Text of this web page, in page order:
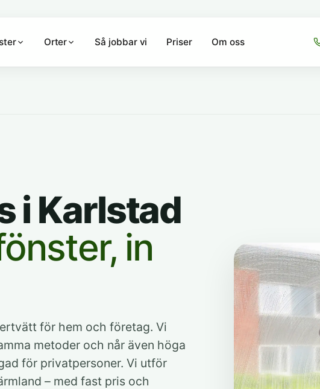
Orter Så jobbar vi Priser Om oss
i Karlstad
in
för hem och företag. Vi
metoder och når även höga
för privatpersoner. Vi utför
– med fast pris och